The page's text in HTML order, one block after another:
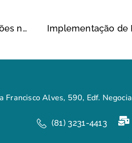
Fogos de artifício provocaram mais de 5 mil internações nos últimos dez anos
Francisco Alves, 590, Edf.
(81) 3231-4413